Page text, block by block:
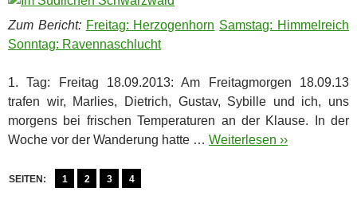
Zum Bericht: Freitag: Herzogenhorn Samstag: Himmelreich
Sonntag: Ravennaschlucht
1. Tag: Freitag 18.09.2013: Am Freitagmorgen 18.09.13
trafen wir, Marlies, Dietrich, Gustav, Sybille und ich, uns
morgens bei frischen Temperaturen an der Klause. In der
Woche vor der Wanderung hatte … Weiterlesen ››
SEITEN: 1 2 3 4